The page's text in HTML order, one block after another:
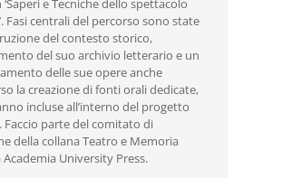
‘Saperi e Tecniche dello spettacolo
Fasi centrali del percorso sono state
del contesto storico,
del suo archivio letterario e un
delle sue opere anche
la creazione di fonti orali dedicate,
incluse all’interno del progetto
Faccio parte del comitato di
della collana Teatro e Memoria
University Press.